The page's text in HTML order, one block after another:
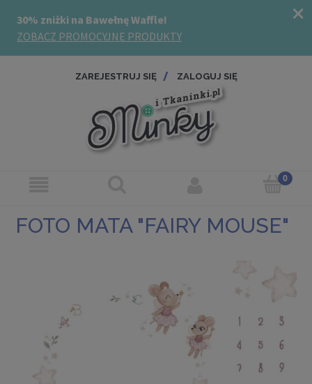
ZAREJESTRUJ SIĘ ZALOGUJ SIĘ
FOTO MATA "FAIRY MOUSE"